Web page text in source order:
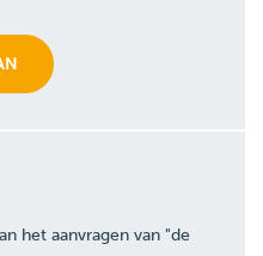
het aanvragen van "de